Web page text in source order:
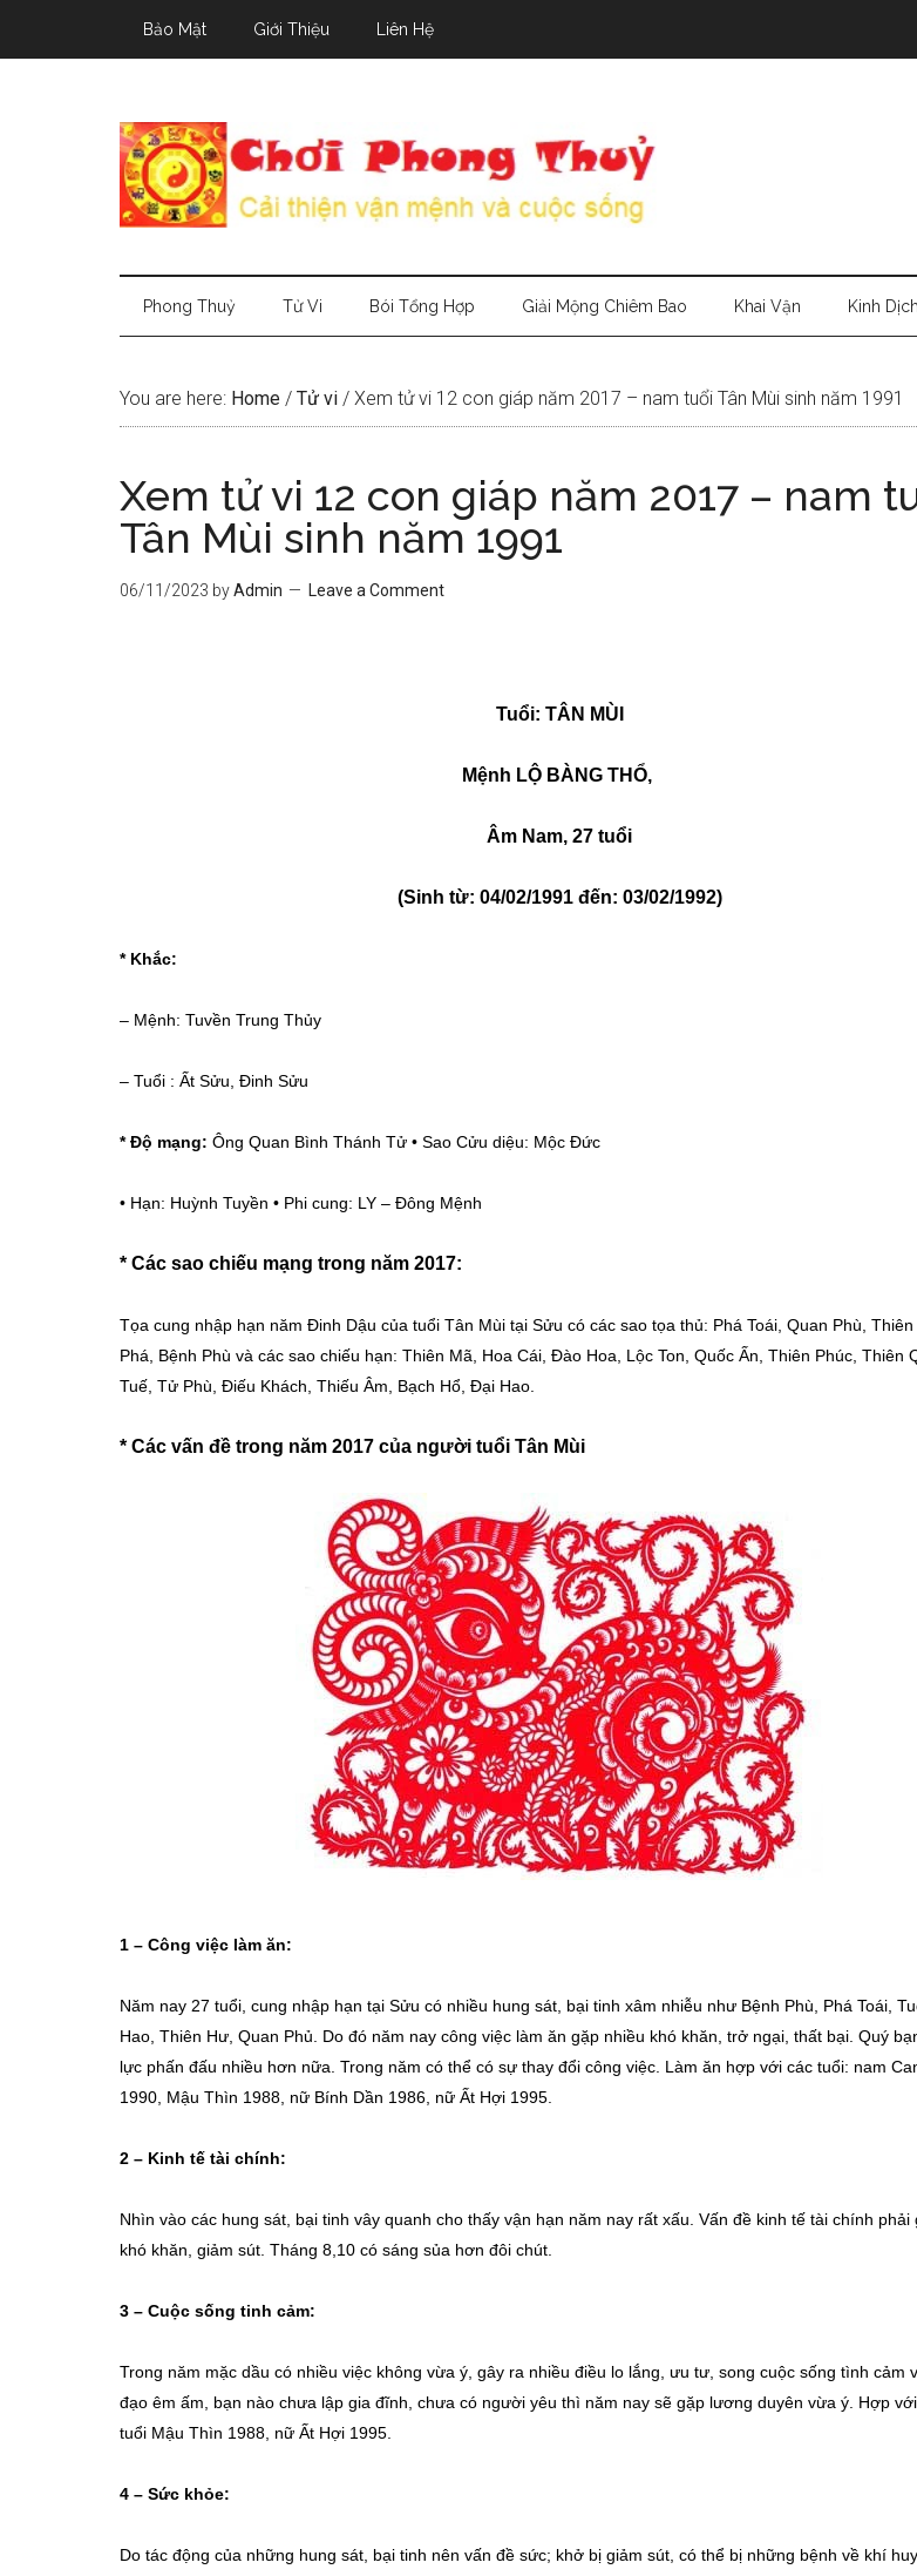
Bảo Mật Giới Thiệu Liên Hệ
Phong Thuỷ Tử Vi Bói Tổng Hợp Giải Mộng Chiêm Bao Khai Vận Kinh Dịch
You are here: Home / Tử vi / Xem tử vi 12 con giáp năm 2017 – nam tuổi Tân Mùi sinh năm 1991
Xem tử vi 12 con giáp năm 2017 – nam
Tân Mùi sinh năm 1991
06/11/2023 byAdmin Leave a Comment
Tuổi: TÂN MÙI
Mệnh LỘ BÀNG THỔ,
Âm Nam, 27 tuổi
(Sinh từ: 04/02/1991 đến: 03/02/1992)
* Khắc:
– Mệnh: Tuvền Trung Thủy
– Tuổi : Ất Sửu, Đinh Sửu
* Độ mạng: Ông Quan Bình Thánh Tử • Sao Cửu diệu: Mộc Đức
• Hạn: Huỳnh Tuyền • Phi cung: LY – Đông Mệnh
* Các sao chiếu mạng trong năm 2017:
Tọa cung nhập hạn năm Đinh Dậu của tuổi Tân Mùi tại Sửu có các sao tọa thủ: Phá Toái, Quan Phù,
Phá, Bệnh Phù và các sao chiếu hạn: Thiên Mã, Hoa Cái, Đào Hoa, Lộc Ton, Quốc Ấn, Thiên Phúc, Thiên
Tuế, Tử Phù, Điếu Khách, Thiếu Âm, Bạch Hổ, Đại Hao.
* Các vấn đề trong năm 2017 của người tuổi Tân Mùi
1 – Công việc làm ăn:
Năm nay 27 tuổi, cung nhập hạn tại Sửu có nhiều hung sát, bại tinh xâm nhiễu như Bệnh Phù, Phá Toái,
Hao, Thiên Hư, Quan Phủ. Do đó năm nay công việc làm ăn gặp nhiều khó khăn, trở ngại, thất bại. Quý
lực phấn đấu nhiều hơn nữa. Trong năm có thể có sự thay đổi công việc. Làm ăn hợp với các tuổi: nam
1990, Mậu Thìn 1988, nữ Bính Dần 1986, nữ Ất Hợi 1995.
2 – Kinh tế tài chính:
Nhìn vào các hung sát, bại tinh vây quanh cho thấy vận hạn năm nay rất xấu. Vấn đề kinh tế tài chính phải
khó khăn, giảm sút. Tháng 8,10 có sáng sủa hơn đôi chút.
3 – Cuộc sống tinh cảm:
Trong năm mặc dầu có nhiều việc không vừa ý, gây ra nhiều điều lo lắng, ưu tư, song cuộc sống tình cảm
đạo êm ấm, bạn nào chưa lập gia đĩnh, chưa có người yêu thì năm nay sẽ gặp lương duyên vừa ý. Hợp
tuổi Mậu Thìn 1988, nữ Ất Hợi 1995.
4 – Sức khỏe:
Do tác động của những hung sát, bại tinh nên vấn đề sức; khở bị giảm sút, có thể bị những bệnh về khí